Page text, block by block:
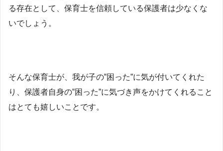
る存在として、保育士を信頼している保護者は少なくな
いでしょう。
そんな保育士が、我が子の‟困った”に気が付いてくれた
り、保護者自身の‟困った”に気づき声をかけてくれること
はとても嬉しいことです。